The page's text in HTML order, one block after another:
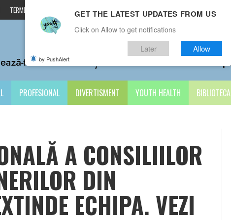
TERMENI ȘI CONDIȚII CONTACTE
PROFESIONAL DIVERTISMENT YOUTH HEALTH BIBLIOTECA
A CONSILIILOR
DIN
ECHIPA. VEZI
GET THE LATEST UPDATES FROM US
Click on Allow to get notifications
Later Allow
by PushAlert